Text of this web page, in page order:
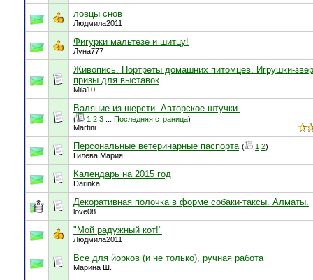
ловцы снов
Людмила2011
Фигурки мальтезе и шитцу!
Луна777
Живопись. Портреты домашних питомцев. Игрушки-
призы для выставок
Mila10
Валяние из шерсти. Авторское штучки.
( 1 2 3 Последняя страница)
Martini
Персональные ветеринарные паспорта ( 1 2)
Гилёва Мария
Календарь на 2015 год
Darinka
Декоративная полочка в форме собаки-таксы. Алматы.
love08
"Мой радужный кот!"
Людмила2011
Все для йорков (и не только), ручная работа
Марина Ш.